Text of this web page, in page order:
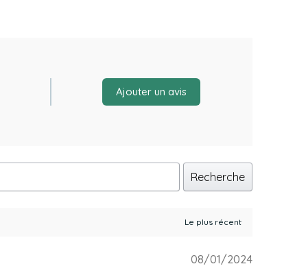
Ajouter un avis
Recherche
08/01/2024